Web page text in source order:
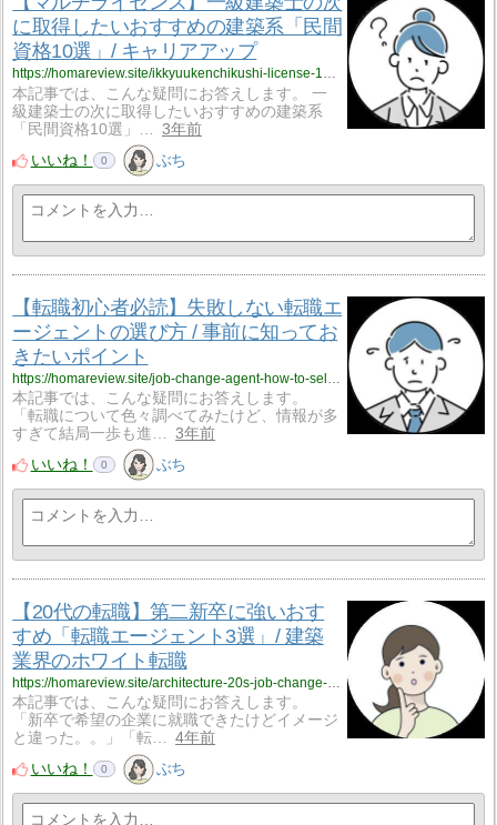
に取得したいおすすめの建築系「民間
資格10選」/ キャリアアップ
https://homareview.site/ikkyuukenchikushi-license-10selections/
本記事では、こんな疑問にお答えします。 一
級建築士の次に取得したいおすすめの建築系
「民間資格10選」…
3年前
いいね！
0 ぶち
【転職初心者必読】失敗しない転職エ
ージェントの選び方 / 事前に知ってお
きたいポイント
本記事では、こんな疑問にお答えします。
「転職について色々調べてみたけど、情報が多
すぎて結局一歩も進…
3年前
いいね！
0 ぶち
【20代の転職】第二新卒に強いおす
すめ「転職エージェント3選」/ 建築
業界のホワイト転職
https://homareview.site/architecture-20s-job-change-agent-site-recommendation/
本記事では、こんな疑問にお答えします。
「新卒で希望の企業に就職できたけどイメージ
と違った。。」「転…
4年前
いいね！
0 ぶち